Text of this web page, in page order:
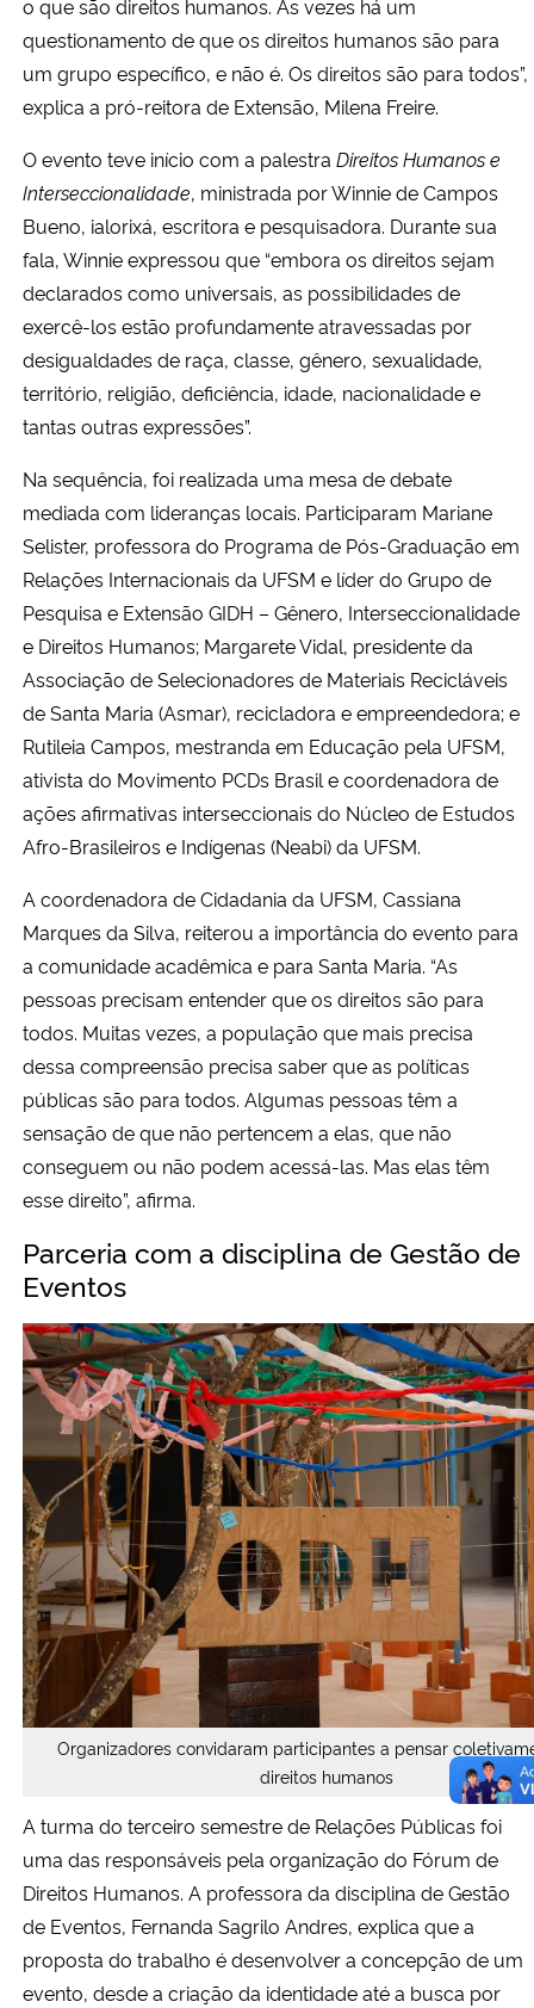
o que são direitos humanos. Às vezes há um
questionamento de que os direitos humanos são para
um grupo específico, e não é. Os direitos são para todos”,
explica a pró-reitora de Extensão, Milena Freire.
O evento teve início com a palestra Direitos Humanos e
Interseccionalidade, ministrada por Winnie de Campos
Bueno, ialorixá, escritora e pesquisadora. Durante sua
fala, Winnie expressou que “embora os direitos sejam
declarados como universais, as possibilidades de
exercê-los estão profundamente atravessadas por
desigualdades de raça, classe, gênero, sexualidade,
território, religião, deficiência, idade, nacionalidade e
tantas outras expressões”.
Na sequência, foi realizada uma mesa de debate
mediada com lideranças locais. Participaram Mariane
Selister, professora do Programa de Pós-Graduação em
Relações Internacionais da UFSM e líder do Grupo de
Pesquisa e Extensão GIDH – Gênero, Interseccionalidade
e Direitos Humanos; Margarete Vidal, presidente da
Associação de Selecionadores de Materiais Recicláveis
de Santa Maria (Asmar), recicladora e empreendedora; e
Rutileia Campos, mestranda em Educação pela UFSM,
ativista do Movimento PCDs Brasil e coordenadora de
ações afirmativas interseccionais do Núcleo de Estudos
Afro-Brasileiros e Indígenas (Neabi) da UFSM.
A coordenadora de Cidadania da UFSM, Cassiana
Marques da Silva, reiterou a importância do evento para
a comunidade acadêmica e para Santa Maria. “As
pessoas precisam entender que os direitos são para
todos. Muitas vezes, a população que mais precisa
dessa compreensão precisa saber que as políticas
públicas são para todos. Algumas pessoas têm a
sensação de que não pertencem a elas, que não
conseguem ou não podem acessá-las. Mas elas têm
esse direito”, afirma.
Parceria com a disciplina de Gestão de
Eventos
Organizadores convidaram participantes a pensar
direitos humanos
A turma do terceiro semestre de Relações Públicas foi
uma das responsáveis pela organização do Fórum de
Direitos Humanos. A professora da disciplina de Gestão
de Eventos, Fernanda Sagrilo Andres, explica que a
proposta do trabalho é desenvolver a concepção de um
evento, desde a criação da identidade até a busca por